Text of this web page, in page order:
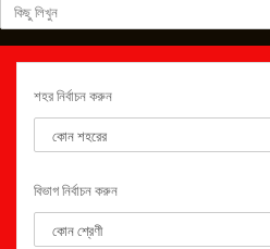
শহর নির্বাচন করুন
বিভাগ নির্বাচন করুন